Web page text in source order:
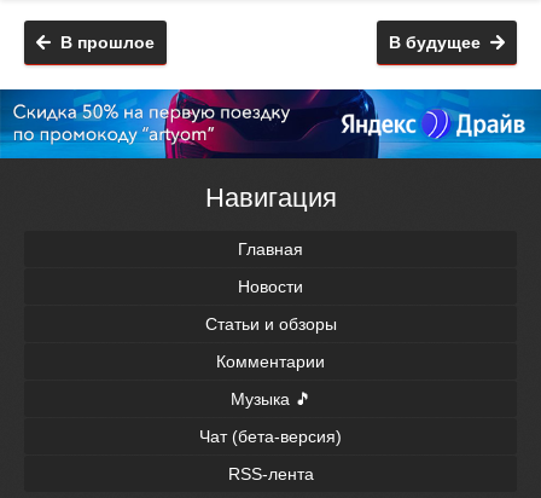
В будущее
В прошлое
Навигация
Главная
Новости
Статьи и обзоры
Комментарии
Музыка 🎵
Чат (бета-версия)
RSS-лента